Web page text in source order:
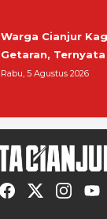
Warga Cianjur
Getaran, Ternyata
Berpusat di
Rabu, 5 Agustus 2026